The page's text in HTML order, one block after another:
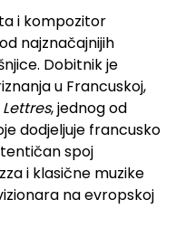
i kompozitor
najznačajnijih
Dobitnik je
u Francuskoj,
, jednog od
dodjeljuje francusko
spoj
i klasične muzike
na evropskoj